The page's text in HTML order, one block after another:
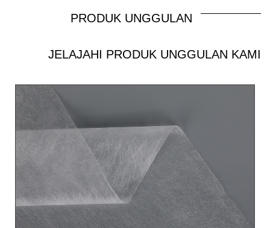
sesuai permintaan pelanggan Kapasitas：10
ton/hari Perawatan khusus: Hidrofilik, Anti-UV,
Super Lembut Aplikasi: Kebersihan: Sprei dan
pinggang popok bayi, kemasan makanan, dll. Kain
bukan tenunan spunbond bikomponen PET/PE
terbuat dari bahan poliester (PET) dan polietilen
(PE) melalui proses spunbond, yang memadukan
keunggulan kedua bahan tersebut. PET
PRODUK UNGGULAN
JELAJAHI PRODUK UNGGULAN KAMI